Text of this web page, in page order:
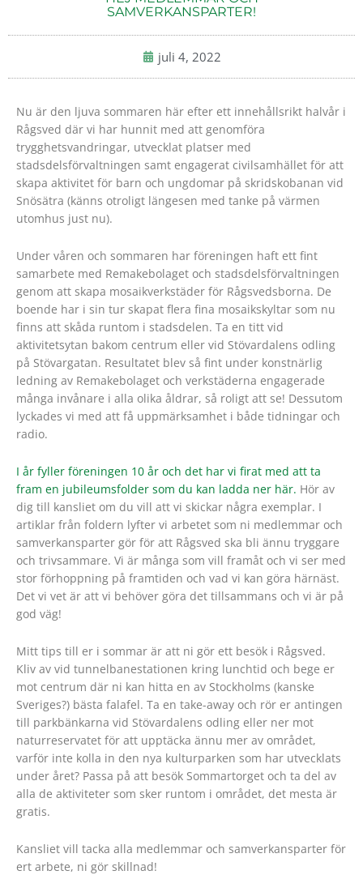
SAMVERKANSPARTER!
juli 4, 2022
Nu är den ljuva sommaren här efter ett innehållsrikt halvår i
Rågsved där vi har hunnit med att genomföra
trygghetsvandringar, utvecklat platser med
stadsdelsförvaltningen samt engagerat civilsamhället för att
skapa aktivitet för barn och ungdomar på skridskobanan vid
Snösätra (känns otroligt längesen med tanke på värmen
utomhus just nu).
Under våren och sommaren har föreningen haft ett fint
samarbete med Remakebolaget och stadsdelsförvaltningen
genom att skapa mosaikverkstäder för Rågsvedsborna. De
boende har i sin tur skapat flera fina mosaikskyltar som nu
finns att skåda runtom i stadsdelen. Ta en titt vid
aktivitetsytan bakom centrum eller vid Stövardalens odling
på Stövargatan. Resultatet blev så fint under konstnärlig
ledning av Remakebolaget och verkstäderna engagerade
många invånare i alla olika åldrar, så roligt att se! Dessutom
lyckades vi med att få uppmärksamhet i både tidningar och
radio.
I år fyller föreningen 10 år och det har vi firat med att ta
fram en jubileumsfolder som du kan ladda ner här. Hör av
dig till kansliet om du vill att vi skickar några exemplar. I
artiklar från foldern lyfter vi arbetet som ni medlemmar och
samverkansparter gör för att Rågsved ska bli ännu tryggare
och trivsammare. Vi är många som vill framåt och vi ser med
stor förhoppning på framtiden och vad vi kan göra härnäst.
Det vi vet är att vi behöver göra det tillsammans och vi är på
god väg!
Mitt tips till er i sommar är att ni gör ett besök i Rågsved.
Kliv av vid tunnelbanestationen kring lunchtid och bege er
mot centrum där ni kan hitta en av Stockholms (kanske
Sveriges?) bästa falafel. Ta en take-away och rör er antingen
till parkbänkarna vid Stövardalens odling eller ner mot
naturreservatet för att upptäcka ännu mer av området,
varför inte kolla in den nya kulturparken som har utvecklats
under året? Passa på att besök Sommartorget och ta del av
alla de aktiviteter som sker runtom i området, det mesta är
gratis.
Kansliet vill tacka alla medlemmar och samverkansparter för
ert arbete, ni gör skillnad!